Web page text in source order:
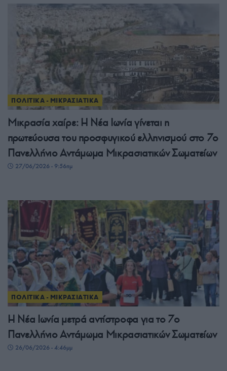
ΠΟΛΙΤΙΚΑ - ΜΙΚΡΑΣΙΑΤΙΚΑ
Μικρασία χαίρε: Η Νέα Ιωνία γίνεται η
πρωτεύουσα του προσφυγικού ελληνισμού στο 7ο
Πανελλήνιο Αντάμωμα Μικρασιατικών Σωματείων
27/06/2026 - 9:56πμ
ΠΟΛΙΤΙΚΑ - ΜΙΚΡΑΣΙΑΤΙΚΑ
Η Νέα Ιωνία μετρά αντίστροφα για το 7ο
Πανελλήνιο Αντάμωμα Μικρασιατικών Σωματείων
26/06/2026 - 4:46μμ